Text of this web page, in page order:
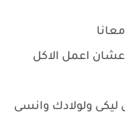
عشان اعمل الاكل
ليكى ولولادك وانسى